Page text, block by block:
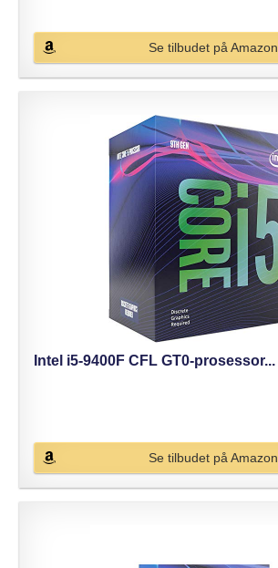
Se tilbudet på Amazon
Intel i5-9400F CFL GT0-prosessor...
Se tilbudet på Amazon